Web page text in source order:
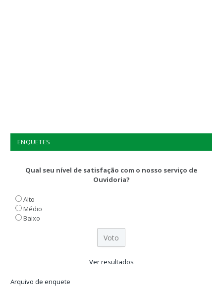
ENQUETES
Qual seu nível de satisfação com o nosso serviço de
Ouvidoria?
Alto
Médio
Baixo
Ver resultados
Arquivo de enquete